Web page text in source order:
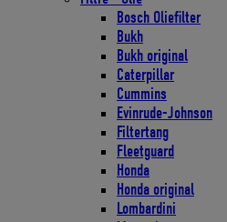
Bosch Oliefilter
Bukh
Bukh original
Caterpillar
Cummins
Evinrude-Johnson
Filtertang
Fleetguard
Honda
Honda original
Lombardini